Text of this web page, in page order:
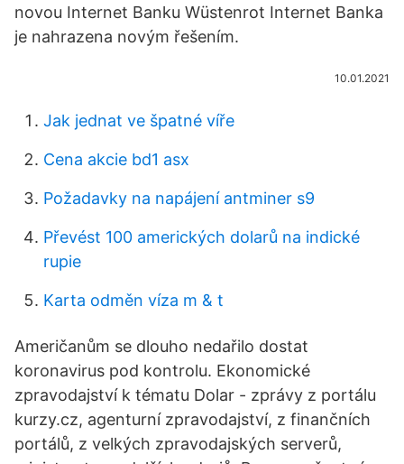
novou Internet Banku Wüstenrot Internet Banka
je nahrazena novým řešením.
10.01.2021
Jak jednat ve špatné víře
Cena akcie bd1 asx
Požadavky na napájení antminer s9
Převést 100 amerických dolarů na indické
rupie
Karta odměn víza m & t
Američanům se dlouho nedařilo dostat
koronavirus pod kontrolu. Ekonomické
zpravodajství k tématu Dolar - zprávy z portálu
kurzy.cz, agenturní zpravodajství, z finančních
portálů, z velkých zpravodajských serverů,